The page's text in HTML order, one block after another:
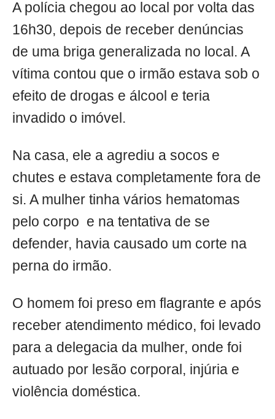
A polícia chegou ao local por volta das
16h30, depois de receber denúncias
de uma briga generalizada no local. A
vítima contou que o irmão estava sob o
efeito de drogas e álcool e teria
invadido o imóvel.
Na casa, ele a agrediu a socos e
chutes e estava completamente fora de
si. A mulher tinha vários hematomas
pelo corpo e na tentativa de se
defender, havia causado um corte na
perna do irmão.
O homem foi preso em flagrante e após
receber atendimento médico, foi levado
para a delegacia da mulher, onde foi
autuado por lesão corporal, injúria e
violência doméstica.